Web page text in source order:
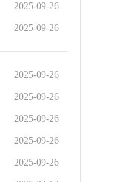
2025-09-26
2025-09-26
2025-09-26
2025-09-26
2025-09-26
2025-09-26
2025-09-26